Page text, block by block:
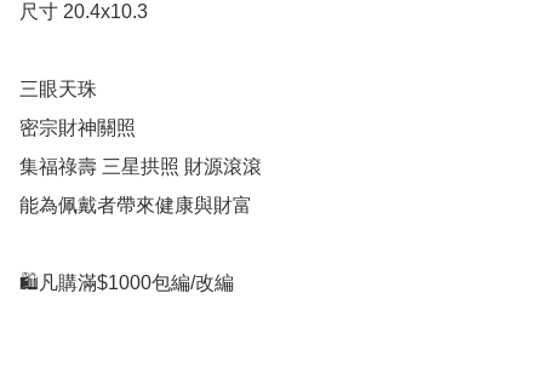
尺寸 20.4x10.3
三眼天珠
密宗財神關照
集福祿壽 三星拱照 財源滾滾
能為佩戴者帶來健康與財富